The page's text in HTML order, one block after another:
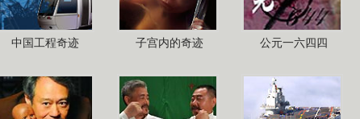
中国工程奇迹 子宫内的奇迹 公元一六四四